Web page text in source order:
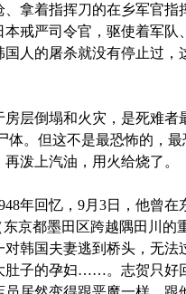
拿着指挥刀的在乡军官
戒严司令官，驱使着军
国人的屠杀就没有停止过
倒塌和火灾，是死难者
体。但这不是最恐怖的，
泼上汽油，用火给烧了。
回忆，9月3日，他曾在
京都墨田区跨越隅田川
韩国夫妻逃到桥头，无
肚子的孕妇……。志贺只好